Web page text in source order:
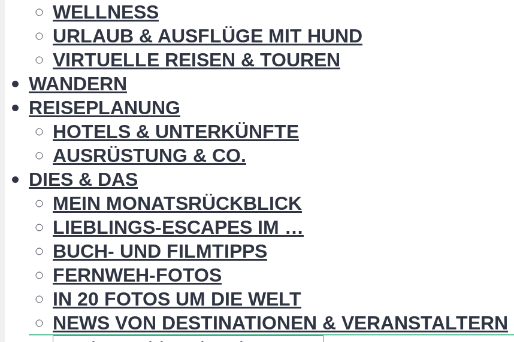
WELLNESS
URLAUB & AUSFLÜGE MIT HUND
VIRTUELLE REISEN & TOUREN
WANDERN
REISEPLANUNG
HOTELS & UNTERKÜNFTE
AUSRÜSTUNG & CO.
DIES & DAS
MEIN MONATSRÜCKBLICK
LIEBLINGS-ESCAPES IM …
BUCH- UND FILMTIPPS
FERNWEH-FOTOS
IN 20 FOTOS UM DIE WELT
NEWS VON DESTINATIONEN & VERANSTALTERN